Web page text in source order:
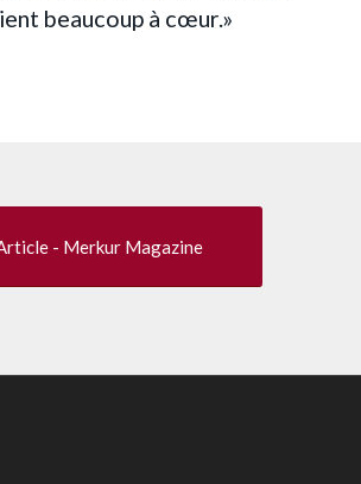
beaucoup à cœur.»
- Merkur Magazine